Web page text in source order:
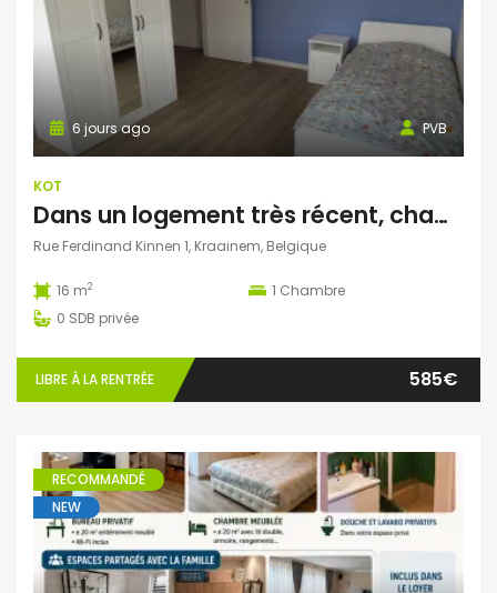
PVB
6 jours ago
KOT
Dans un logement très récent, chambre tout confort. Quartier Kraainem / ALMA
Rue Ferdinand Kinnen 1, Kraainem, Belgique
16 m2 1 Chambre
0 SDB privée
LIBRE À LA RENTRÉE 585€
RECOMMANDÉ
NEW